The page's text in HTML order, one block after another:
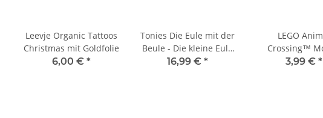
Leevje Organic Tattoos
Christmas mit Goldfolie
6,00 € *
Tonies Die Eule mit der
Beule - Die kleine Eule
singt und tanzt – Das 2.
16,99 € *
LEGO
Crossing™
3,99 € *